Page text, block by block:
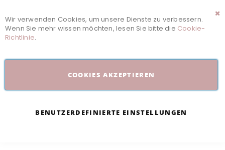
Wir verwenden Cookies, um unsere Dienste zu verbessern.
Wenn Sie mehr wissen möchten, lesen Sie bitte die Cookie-
Richtlinie.
COOKIES AKZEPTIEREN
BENUTZERDEFINIERTE EINSTELLUNGEN